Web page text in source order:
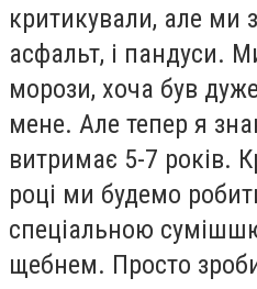
критикували, але ми
асфальт, і пандуси.
морози, хоча був
мене. Але тепер я
витримає 5-7 років.
році ми будемо
спеціальною
щебнем. Просто